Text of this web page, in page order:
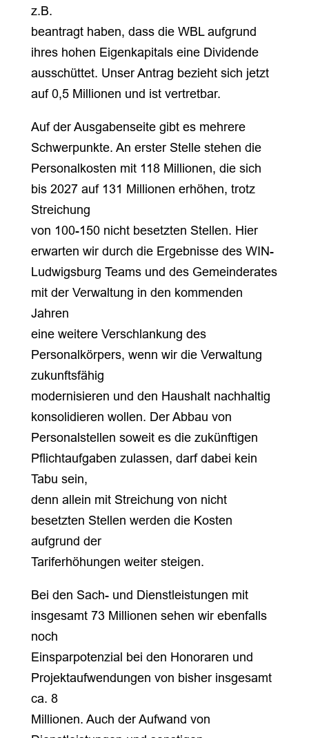
z.B.
beantragt haben, dass die WBL aufgrund
ihres hohen Eigenkapitals eine Dividende
ausschüttet. Unser Antrag bezieht sich jetzt
auf 0,5 Millionen und ist vertretbar.
Auf der Ausgabenseite gibt es mehrere
Schwerpunkte. An erster Stelle stehen die
Personalkosten mit 118 Millionen, die sich
bis 2027 auf 131 Millionen erhöhen, trotz
Streichung
von 100-150 nicht besetzten Stellen. Hier
erwarten wir durch die Ergebnisse des WIN-
Ludwigsburg Teams und des Gemeinderates
mit der Verwaltung in den kommenden
Jahren
eine weitere Verschlankung des
Personalkörpers, wenn wir die Verwaltung
zukunftsfähig
modernisieren und den Haushalt nachhaltig
konsolidieren wollen. Der Abbau von
Personalstellen soweit es die zukünftigen
Pflichtaufgaben zulassen, darf dabei kein
Tabu sein,
denn allein mit Streichung von nicht
besetzten Stellen werden die Kosten
aufgrund der
Tariferhöhungen weiter steigen.
Bei den Sach- und Dienstleistungen mit
insgesamt 73 Millionen sehen wir ebenfalls
noch
Einsparpotenzial bei den Honoraren und
Projektaufwendungen von bisher insgesamt
ca. 8
Millionen. Auch der Aufwand von